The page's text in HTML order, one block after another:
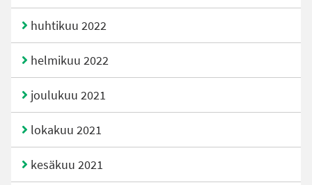
huhtikuu 2022
helmikuu 2022
joulukuu 2021
lokakuu 2021
kesäkuu 2021